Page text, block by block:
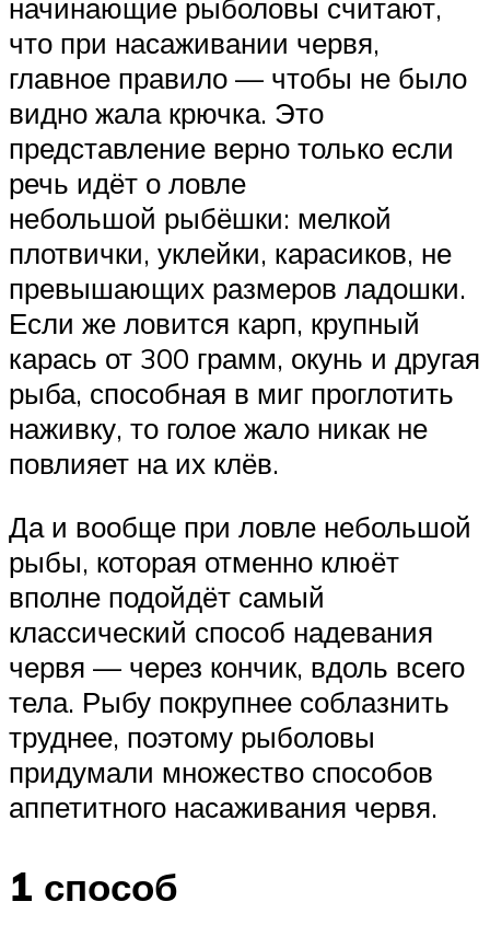
начинающие рыболовы считают,
что при насаживании червя,
главное правило — чтобы не было
видно жала крючка. Это
представление верно только если
речь идёт о ловле
небольшой рыбёшки: мелкой
плотвички, уклейки, карасиков, не
превышающих размеров ладошки.
Если же ловится карп, крупный
карась от 300 грамм, окунь и другая
рыба, способная в миг проглотить
наживку, то голое жало никак не
повлияет на их клёв.
Да и вообще при ловле небольшой
рыбы, которая отменно клюёт
вполне подойдёт самый
классический способ надевания
червя — через кончик, вдоль всего
тела. Рыбу покрупнее соблазнить
труднее, поэтому рыболовы
придумали множество способов
аппетитного насаживания червя.
1 способ